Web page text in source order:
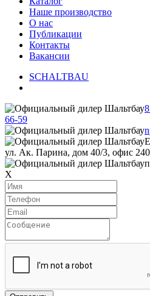
Наше производство
О нас
Публикации
Контакты
Вакансии
SCHALTBAU
66-59
ул. Ак. Парина, дом 40/3, офис 240
X